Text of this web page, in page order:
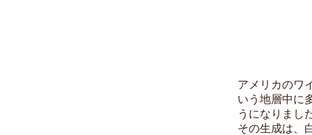
アメリカのワ
いう地層中に
うになりまし
その生成は、